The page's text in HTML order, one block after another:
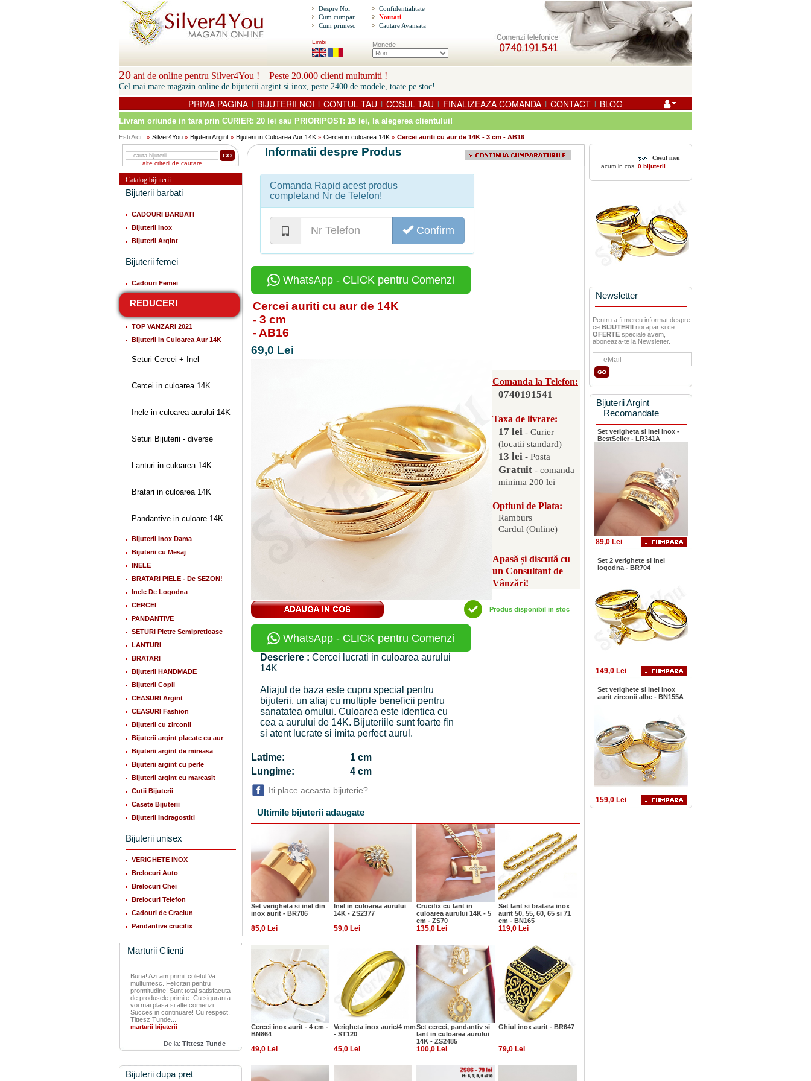
Despre Noi
Cum cumpar
Cum primesc
Confidentialitate
Noutati
Cautare Avansata
Limbi Monede
20 ani de online pentru Silver4You ! Peste 20.000 clienti multumiti !
Cel mai mare magazin online de bijuterii argint si inox, peste 2400 de modele, toate pe stoc!
PRIMA PAGINA | BIJUTERII NOI | CONTUL TAU | COSUL TAU | FINALIZEAZA COMANDA | CONTACT | BLOG
Livram oriunde in tara prin CURIER: 20 lei sau PRIORIPOST: 15 lei, la alegerea clientului!
Esti Aici: » Silver4You » Bijuterii Argint » Bijuterii in Culoarea Aur 14K » Cercei in culoarea 14K » Cercei auriti cu aur de 14K - 3 cm - AB16
alte criterii de cautare
Catalog bijuterii:
Bijuterii barbati
CADOURI BARBATI
Bijuterii Inox
Bijuterii Argint
Bijuterii femei
Cadouri Femei
REDUCERI
TOP VANZARI 2021
Bijuterii in Culoarea Aur 14K
Seturi Cercei + Inel
Cercei in culoarea 14K
Inele in culoarea aurului 14K
Seturi Bijuterii - diverse
Lanturi in culoarea 14K
Bratari in culoarea 14K
Pandantive in culoare 14K
Bijuterii Inox Dama
Bijuterii cu Mesaj
INELE
BRATARI PIELE - De SEZON!
Inele De Logodna
CERCEI
PANDANTIVE
SETURI Pietre Semipretioase
LANTURI
BRATARI
Bijuterii HANDMADE
Bijuterii Copii
CEASURI Argint
CEASURI Fashion
Bijuterii cu zirconii
Bijuterii argint placate cu aur
Bijuterii argint de mireasa
Bijuterii argint cu perle
Bijuterii argint cu marcasit
Cutii Bijuterii
Casete Bijuterii
Bijuterii Indragostiti
Bijuterii unisex
VERIGHETE INOX
Brelocuri Auto
Brelocuri Chei
Brelocuri Telefon
Cadouri de Craciun
Pandantive crucifix
Marturii Clienti
Buna! Azi am primit coletul.Va
multumesc. Felicitari pentru
promtitudine! Sunt total satisfacuta
de produsele primite. Cu siguranta
voi mai plasa si alte comenzi.
Succes in continuare! Cu respect,
Tittesz Tunde...
marturii bijuterii
De la: Tittesz Tunde
Bijuterii dupa pret
Informatii despre Produs
Comanda Rapid acest produs
completand Nr de Telefon!
Confirm
WhatsApp - CLICK pentru Comenzi
Cercei auriti cu aur de 14K
- 3 cm
- AB16
69,0 Lei
Comanda la Telefon:
0740191541
Taxa de livrare:
17 lei - Curier
(locatii standard)
13 lei - Posta
Gratuit - comanda
minima 200 lei
Optiuni de Plata:
Ramburs
Cardul (Online)
Apasă și discută cu
un Consultant de
Vânzări!
Produs disponibil in stoc
WhatsApp - CLICK pentru Comenzi
Descriere : Cercei lucrati in culoarea aurului
14K
Aliajul de baza este cupru special pentru
bijuterii, un aliaj cu multiple beneficii pentru
sanatatea omului. Culoarea este identica cu
cea a aurului de 14K. Bijuteriile sunt foarte fin
si atent lucrate si imita perfect aurul.
Latime:
1 cm
Lungime:
4 cm
Iti place aceasta bijuterie?
Ultimile bijuterii adaugate
Set verigheta si inel din
inox aurit - BR706
Inel in culoarea aurului
14K - ZS2377
Crucifix cu lant in
culoarea aurului 14K - 5
cm - ZS70
Set lant si bratara inox
aurit 50, 55, 60, 65 si 71
cm - BN165
85,0 Lei 59,0 Lei 135,0 Lei 119,0 Lei
Cercei inox aurit - 4 cm -
BN864
Verigheta inox aurie/4 mm
- ST120
Set cercei, pandantiv si
lant in culoarea aurului
14K - ZS2485
Ghiul inox aurit - BR647
49,0 Lei 45,0 Lei 100,0 Lei 79,0 Lei
Cosul meu
acum in cos 0 bijuterii
Newsletter
Pentru a fi mereu informat despre
ce BIJUTERII noi apar si ce
OFERTE speciale avem,
aboneaza-te la Newsletter.
Bijuterii Argint
Recomandate
Set verigheta si inel inox -
BestSeller - LR341A
89,0 Lei
Set 2 verighete si inel
logodna - BR704
149,0 Lei
Set verighete si inel inox
aurit zirconii albe - BN155A
159,0 Lei